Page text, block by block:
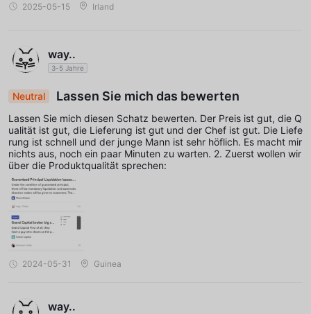
2025-05-15 Irland
way..
3-5 Jahre
Neutral Lassen Sie mich das bewerten
Lassen Sie mich diesen Schatz bewerten. Der Preis ist gut, die Q
ualität ist gut, die Lieferung ist gut und der Chef ist gut. Die Liefe
rung ist schnell und der junge Mann ist sehr höflich. Es macht mir
nichts aus, noch ein paar Minuten zu warten. 2. Zuerst wollen wir
über die Produktqualität sprechen:
2024-05-31 Guinea
way..